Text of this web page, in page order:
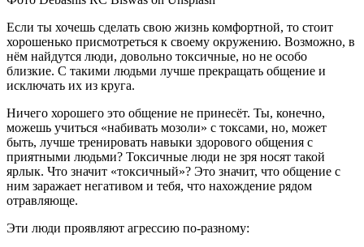
Если ты хочешь сделать свою жизнь комфортной, то стоит
хорошенько присмотреться к своему окружению. Возможно, в
нём найдутся люди, довольно токсичные, но не особо
близкие. С такими людьми лучше прекращать общение и
исключать их из круга.
Ничего хорошего это общение не принесёт. Ты, конечно,
можешь учиться «набивать мозоли» с токсами, но, может
быть, лучше тренировать навыки здорового общения с
приятными людьми? Токсичные люди не зря носят такой
ярлык. Что значит «токсичный»? Это значит, что общение с
ним заражает негативом и тебя, что нахождение рядом
отравляюще.
Эти люди проявляют агрессию по-разному: